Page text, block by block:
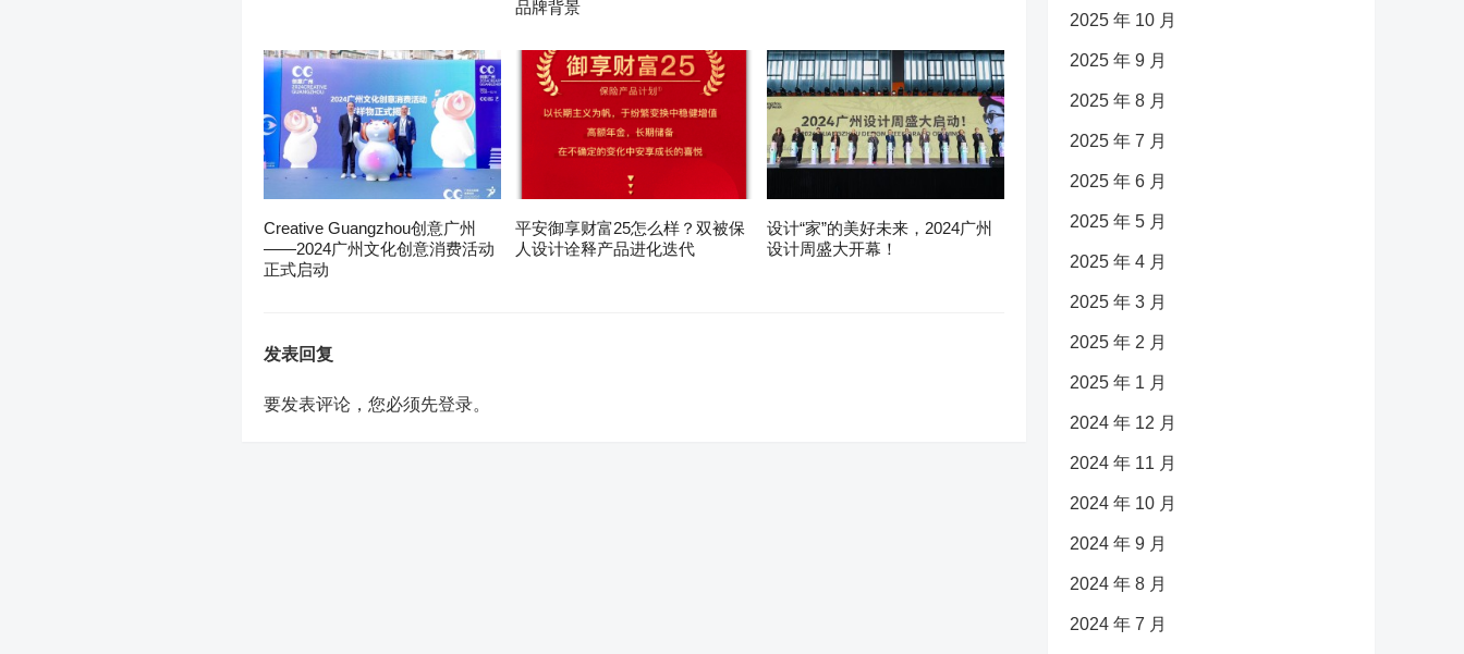
品牌背景
Creative Guangzhou创意广州
——2024广州文化创意消费活动
正式启动
平安御享财富25怎么样？双被保
人设计诠释产品进化迭代
设计“家”的美好未来，2024广州
设计周盛大开幕！
发表回复
要发表评论，您必须先登录。
2025 年 10 月
2025 年 9 月
2025 年 8 月
2025 年 7 月
2025 年 6 月
2025 年 5 月
2025 年 4 月
2025 年 3 月
2025 年 2 月
2025 年 1 月
2024 年 12 月
2024 年 11 月
2024 年 10 月
2024 年 9 月
2024 年 8 月
2024 年 7 月